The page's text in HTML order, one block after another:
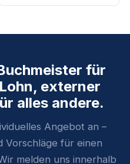
für
externer
alles andere.
Angebot an –
Vorschläge für einen
melden uns innerhalb